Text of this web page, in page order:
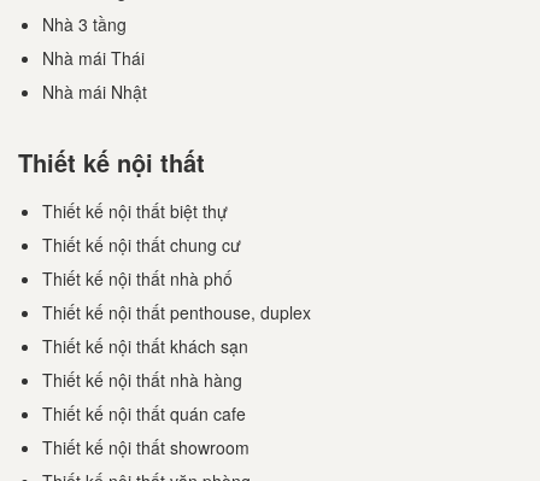
Nhà 3 tầng
Nhà mái Thái
Nhà mái Nhật
Thiết kế nội thất
Thiết kế nội thất biệt thự
Thiết kế nội thất chung cư
Thiết kế nội thất nhà phố
Thiết kế nội thất penthouse, duplex
Thiết kế nội thất khách sạn
Thiết kế nội thất nhà hàng
Thiết kế nội thất quán cafe
Thiết kế nội thất showroom